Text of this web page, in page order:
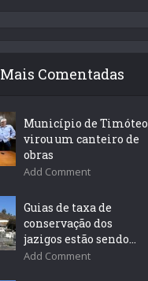
Mais Comentadas
Município de Timóteo
virou um canteiro de
obras
Add Comment
Guias de taxa de
conservação dos
jazigos estão sendo...
Add Comment